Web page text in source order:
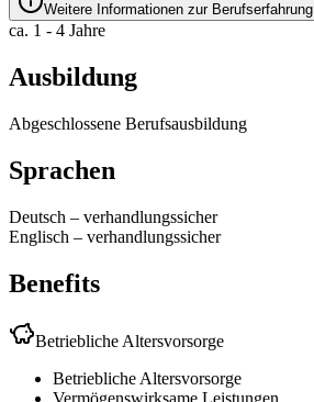
Weitere Informationen zur Berufserfahrung
ca. 1 - 4 Jahre
Ausbildung
Abgeschlossene Berufsausbildung
Sprachen
Deutsch – verhandlungssicher
Englisch – verhandlungssicher
Benefits
Betriebliche Altersvorsorge
Betriebliche Altersvorsorge
Vermögenswirksame Leistungen